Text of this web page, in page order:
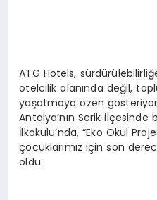
ATG Hotels,
otelcilik alanında değil,
yaşatmaya özen
Antalya’nın Serik ilçesinde
İlkokulu’nda, “Eko Okul
çocuklarımız için son
oldu.